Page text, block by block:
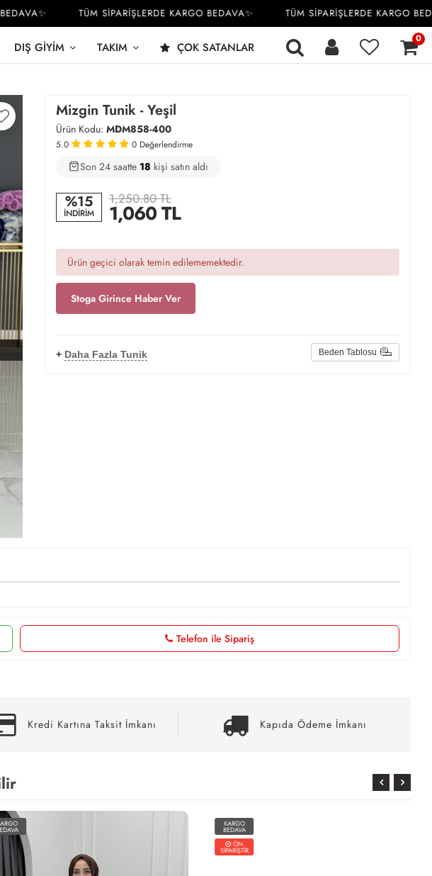
TÜM SİPARİŞLERDE KARGO BEDAVA✨ TÜM SİPARİŞLERDE KARGO
DIŞ GIYIM TAKIM ÇOK SATANLAR
0
Mizgin Tunik - Yeşil
Ürün Kodu: MDM858-400
5.0 0 Değerlendirme
24 47
Son 24 saatte 18 kişi satın aldı
%15
İNDİRİM
1,250.80 TL
1,060TL
Ürün geçici olarak temin edilememektedir.
Stoga Girince Haber Ver
+ Daha Fazla Tunik Beden Tablosu
Telefon ile Sipariş
Kredi Kartına Taksit İmkanı Kapıda Ödeme İmkanı
KARGO
BEDAVA
ÖN
SİPARİŞTİR